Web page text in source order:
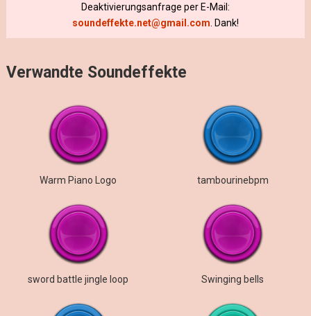
Deaktivierungsanfrage per E-Mail:
soundeffekte.net@gmail.com . Dank!
Verwandte Soundeffekte
Warm Piano Logo tambourinebpm
sword battle jingle loop Swinging bells